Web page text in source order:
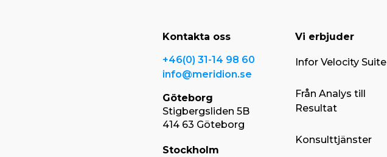
Kontakta oss
+46(0) 31-14 98 60
info@meridion.se
Göteborg
Stigbergsliden 5B
414 63 Göteborg
Stockholm
Vi erbjuder
Infor Velocity Suite
Från Analys till
Resultat
Konsulttjänster